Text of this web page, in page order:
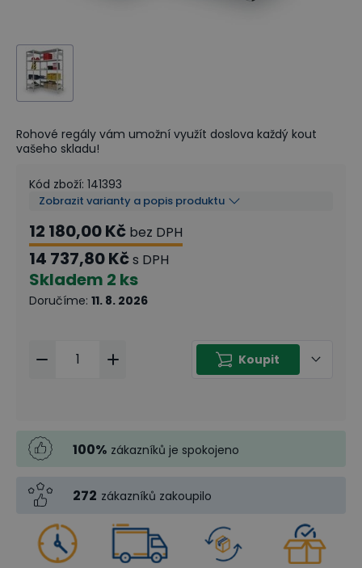
Rohové regály vám umožní využít doslova každý kout
vašeho skladu!
Kód zboží: 141393
Zobrazit varianty a popis produktu
12 180,00 Kč bez DPH
14 737,80 Kčs DPH
Skladem 2 ks
Doručíme: 11. 8. 2026
Koupit
100% zákazníků je spokojeno
272 zákazníků zakoupilo